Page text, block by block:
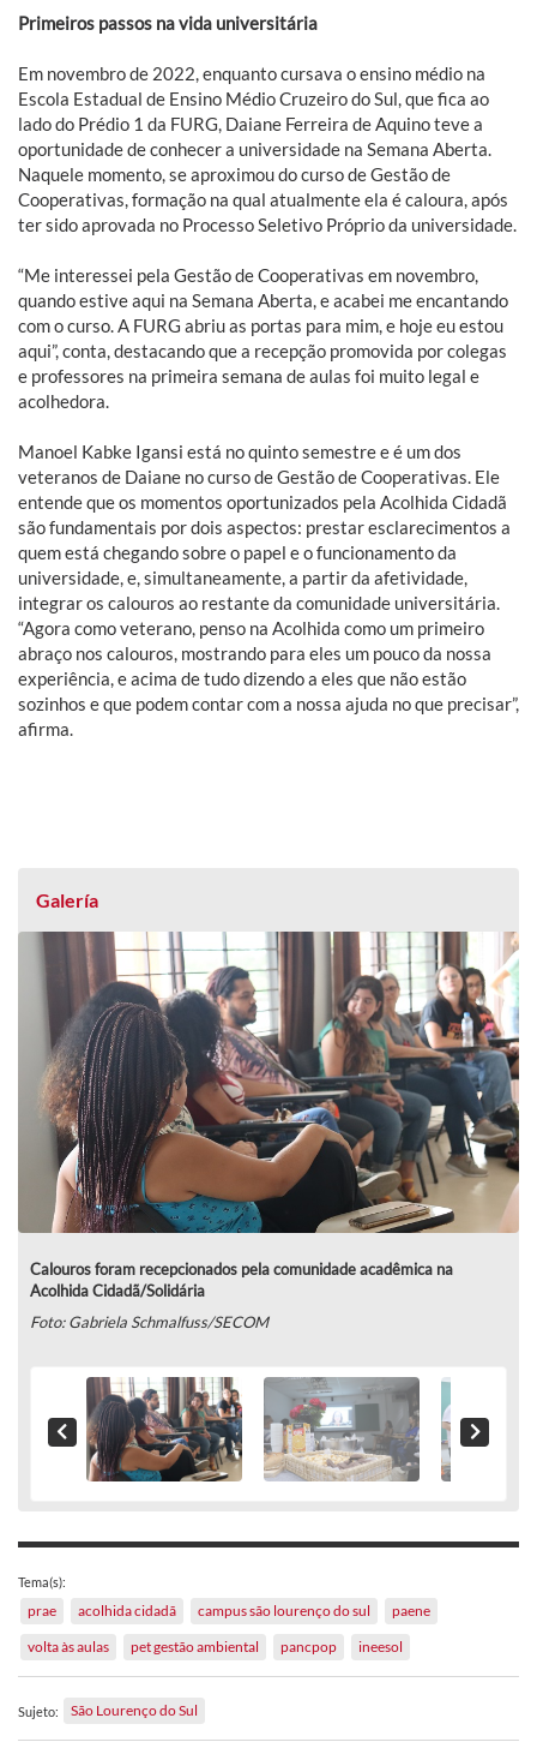
Primeiros passos na vida universitária
Em novembro de 2022, enquanto cursava o ensino médio na
Escola Estadual de Ensino Médio Cruzeiro do Sul, que fica ao
lado do Prédio 1 da FURG, Daiane Ferreira de Aquino teve a
oportunidade de conhecer a universidade na Semana Aberta.
Naquele momento, se aproximou do curso de Gestão de
Cooperativas, formação na qual atualmente ela é caloura, após
ter sido aprovada no Processo Seletivo Próprio da universidade.
“Me interessei pela Gestão de Cooperativas em novembro,
quando estive aqui na Semana Aberta, e acabei me encantando
com o curso. A FURG abriu as portas para mim, e hoje eu estou
aqui”, conta, destacando que a recepção promovida por colegas
e professores na primeira semana de aulas foi muito legal e
acolhedora.
Manoel Kabke Igansi está no quinto semestre e é um dos
veteranos de Daiane no curso de Gestão de Cooperativas. Ele
entende que os momentos oportunizados pela Acolhida Cidadã
são fundamentais por dois aspectos: prestar esclarecimentos a
quem está chegando sobre o papel e o funcionamento da
universidade, e, simultaneamente, a partir da afetividade,
integrar os calouros ao restante da comunidade universitária.
“Agora como veterano, penso na Acolhida como um primeiro
abraço nos calouros, mostrando para eles um pouco da nossa
experiência, e acima de tudo dizendo a eles que não estão
sozinhos e que podem contar com a nossa ajuda no que precisar”,
afirma.
Galería
Calouros foram recepcionados pela comunidade acadêmica na
Acolhida Cidadã/Solidária
Foto: Gabriela Schmalfuss/SECOM
Tema(s):
prae acolhida cidadã campus são lourenço do sul
paene
volta às aulas
pet gestão ambiental pancpop ineesol
Sujeto: São Lourenço do Sul